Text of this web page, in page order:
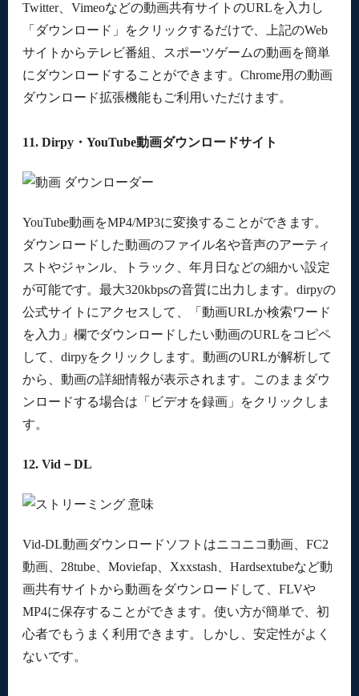
Twitter、Vimeoなどの動画共有サイトのURLを入力し
「ダウンロード」をクリックするだけで、上記のWeb
サイトからテレビ番組、スポーツゲームの動画を簡単
にダウンロードすることができます。Chrome用の動画
ダウンロード拡張機能もご利用いただけます。
11. Dirpy・YouTube動画ダウンロードサイト
YouTube動画をMP4/MP3に変換することができます。
ダウンロードした動画のファイル名や音声のアーティ
ストやジャンル、トラック、年月日などの細かい設定
が可能です。最大320kbpsの音質に出力します。dirpyの
公式サイトにアクセスして、「動画URLか検索ワード
を入力」欄でダウンロードしたい動画のURLをコピペ
して、dirpyをクリックします。動画のURLが解析して
から、動画の詳細情報が表示されます。このままダウ
ンロードする場合は「ビデオを録画」をクリックしま
す。
12. Vid－DL
Vid-DL動画ダウンロードソフトはニコニコ動画、FC2
動画、28tube、Moviefap、Xxxstash、Hardsextubeなど動
画共有サイトから動画をダウンロードして、FLVや
MP4に保存することができます。使い方が簡単で、初
心者でもうまく利用できます。しかし、安定性がよく
ないです。